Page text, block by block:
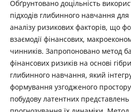
Обґрунтовано доцільність
підходів глибинного навчання для
аналізу ризикових факторів, що
взаємодії фінансових,
чинників. Запропоновано метод
фінансових ризиків на основі
глибинного навчання, який
формування узгодженого
побудову латентних